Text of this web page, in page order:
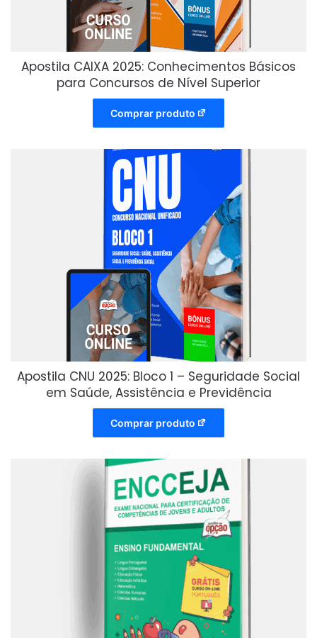
Apostila CAIXA 2025: Conhecimentos Básicos
para Concursos de Nível Superior
Comprar produto
Apostila CNU 2025: Bloco 1 – Seguridade Social
em Saúde, Assistência e Previdência
Comprar produto